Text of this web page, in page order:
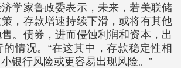
学家鲁政委表示，未来，若美联储
，存款增速持续下滑，或将有其他
。债券，进而侵蚀利润和资本，出
情况。“在这其中，存款稳定性相
银行风险或更容易出现风险。”